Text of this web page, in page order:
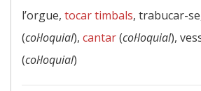
l’orgue, tocar timbals, trabucar-
(col·loquial), cantar(col·loquial),
(col·loquial)